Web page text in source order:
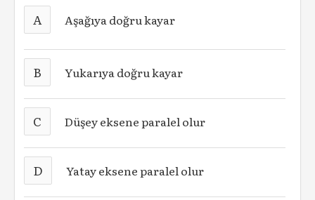
A Aşağıya doğru kayar
B Yukarıya doğru kayar
C Düşey eksene paralel olur
D Yatay eksene paralel olur